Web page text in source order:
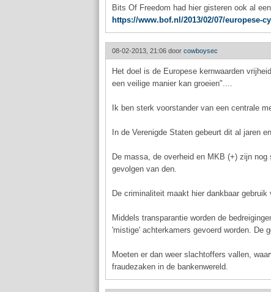
Bits Of Freedom had hier gisteren ook al
https://www.bof.nl/2013/02/07/europese-
08-02-2013, 21:06 door cowboysec
Het doel is de Europese kernwaarden
een veilige manier kan groeien"....
Ik ben sterk voorstander van een centrale
In de Verenigde Staten gebeurt dit al jaren
De massa, de overheid en MKB (+) zijn
gevolgen van den.
De criminaliteit maakt hier dankbaar gebruik
Middels transparantie worden de
'mistige' achterkamers gevoerd worden. De
Moeten er dan weer slachtoffers vallen,
fraudezaken in de bankenwereld.